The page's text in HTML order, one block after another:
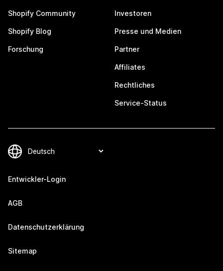
Shopify Community
Shopify Blog
Forschung
Investoren
Presse und Medien
Partner
Affiliates
Rechtliches
Service-Status
Entwickler-Login
AGB
Datenschutzerklärung
Sitemap